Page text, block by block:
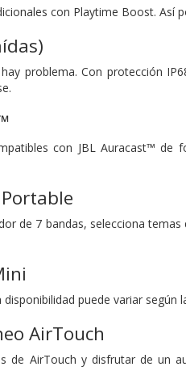
con Playtime Boost. Así
problema. Con protección
con JBL Auracast™
de 7 bandas, selecciona
puede variar
AirTouch
de AirTouch y disfrutar de un